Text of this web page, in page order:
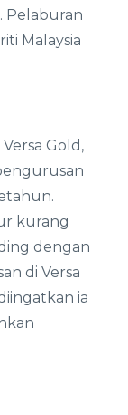
Pelaburan
Malaysia
Gold,
kurang
dengan
di Versa
ia